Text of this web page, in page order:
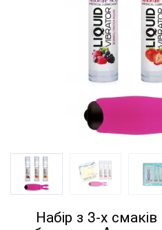
Набір з 3-х